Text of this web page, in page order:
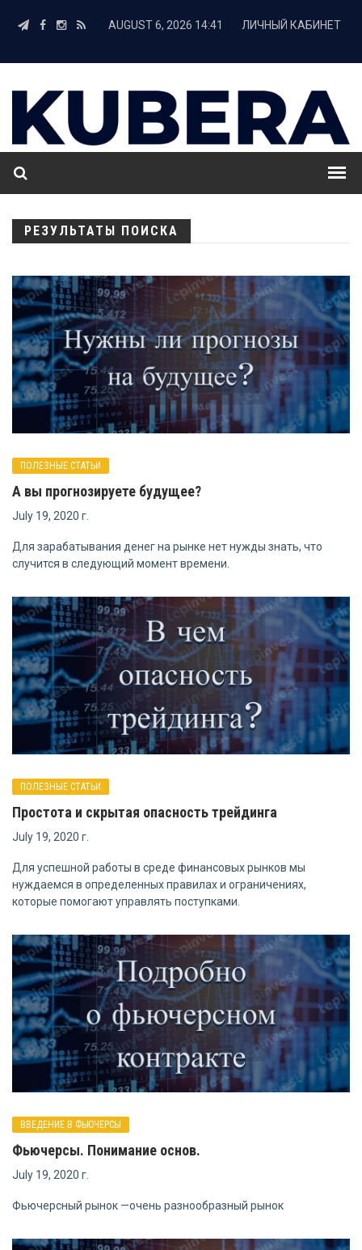
AUGUST 6, 2026 14:41 ЛИЧНЫЙ КАБИНЕТ
РЕЗУЛЬТАТЫ ПОИСКА
ПОЛЕЗНЫЕ СТАТЬИ
А вы прогнозируете будущее?
July 19, 2020 г.
Для зарабатывания денег на рынке нет нужды знать, что
случится в следующий момент времени.
ПОЛЕЗНЫЕ СТАТЬИ
Простота и скрытая опасность трейдинга
July 19, 2020 г.
Для успешной работы в среде финансовых рынков мы
нуждаемся в определенных правилах и ограничениях,
которые помогают управлять поступками.
ВВЕДЕНИЕ В ФЬЮЧЕРСЫ
Фьючерсы. Понимание основ.
July 19, 2020 г.
Фьючерсный рынок —очень разнообразный рынок